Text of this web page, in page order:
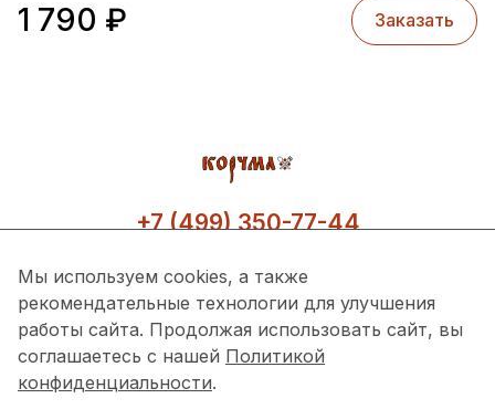
1 790 ₽ Заказать
+7 (499) 350-77-44
Мы используем cookies, а также
рекомендательные технологии для улучшения
работы сайта. Продолжая использовать сайт, вы
соглашаетесь с нашей Политикой
конфиденциальности.